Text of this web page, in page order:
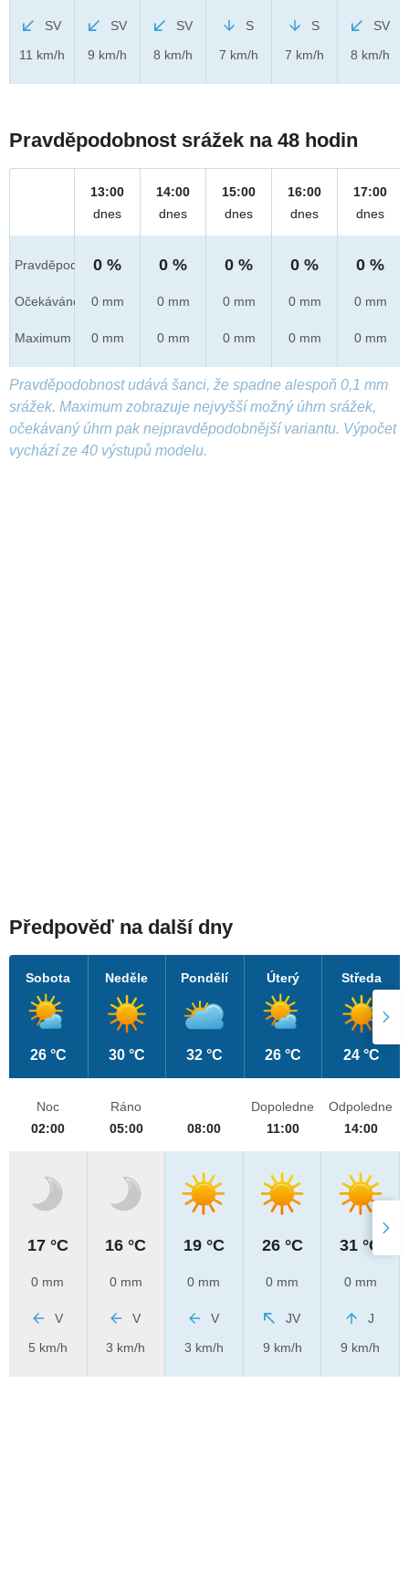
SV
11 km/h
SV
9 km/h
SV
8 km/h
S
7 km/h
S
7 km/h
SV
8 km/h
Pravděpodobnost srážek na 48 hodin
Pravděpod.
Očekáváno
Maximum
13:00
dnes
0 %
0 mm
0 mm
14:00
dnes
0 %
0 mm
0 mm
15:00
dnes
0 %
0 mm
0 mm
16:00
dnes
0 %
0 mm
0 mm
17:00
dnes
0 %
0 mm
0 mm
Pravděpodobnost udává šanci, že spadne alespoň 0,1 mm
srážek. Maximum zobrazuje nejvyšší možný úhrn srážek,
očekávaný úhrn pak nejpravděpodobnější variantu. Výpočet
vychází ze 40 výstupů modelu.
Předpověď na další dny
Sobota
26 °C
Neděle
30 °C
Pondělí
32 °C
Úterý
26 °C
Středa
24 °C
Noc
02:00
17 °C
0 mm
V
5 km/h
Ráno
05:00
16 °C
0 mm
V
3 km/h
08:00
19 °C
0 mm
V
3 km/h
Dopoledne
11:00
26 °C
0 mm
JV
9 km/h
Odpoledne
14:00
31 °C
0 mm
J
9 km/h